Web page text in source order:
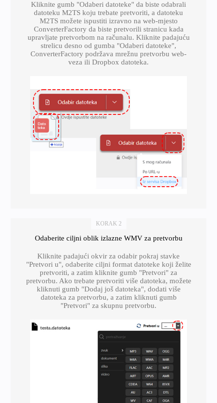
Kliknite gumb "Odaberi datoteke" da biste odabrali
datoteku M2TS koju trebate pretvoriti, a datoteku
M2TS možete ispustiti izravno na web-mjesto
ConverterFactory da biste pretvorili stranicu kada
upravljate pretvorbom na računalu. Kliknite padajuću
strelicu desno od gumba "Odaberi datoteke",
ConverterFactory podržava mrežnu pretvorbu web-
veza ili Dropbox datoteka.
KORAK 2
Odaberite ciljni oblik izlazne WMV za pretvorbu
Kliknite padajući okvir za odabir pokraj stavke
"Pretvori u", odaberite ciljni format datoteke koji želite
pretvoriti, a zatim kliknite gumb "Pretvori" za
pretvorbu. Ako trebate pretvoriti više datoteka, možete
kliknuti gumb "Dodaj još datoteka", dodati više
datoteka za pretvorbu, a zatim kliknuti gumb
"Pretvori" za skupnu pretvorbu.